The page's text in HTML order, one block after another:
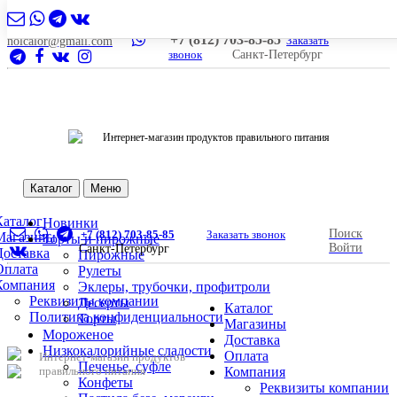
nolcalor@gmail.com +7 (812) 703-85-85 Заказать
звонок
Санкт-Петербург
Интернет-магазин продуктов правильного питания
Каталог Меню
Реквизиты компании
Политика конфиденциальности
Новинки
Торты и пирожные
Пирожные
Рулеты
Эклеры, трубочки, профитроли
Десерты
Торты
Мороженое
Низкокалорийные сладости
Печенье, суфле
Конфеты
+7 (812) 703-85-85
Заказать звонок
Санкт-Петербург
Поиск
Войти
Интернет-магазин продуктов
правильного питания
Каталог
Магазины
Доставка
Оплата
Компания
Реквизиты компании